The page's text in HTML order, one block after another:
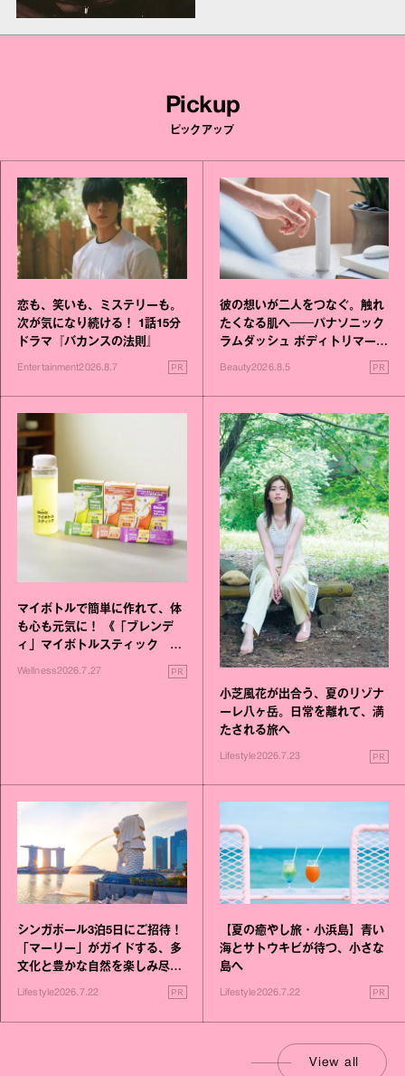
Pickup
ピックアップ
恋も、笑いも、ミステリーも。
次が気になり続ける！ 1話15分
ドラマ『バカンスの法則』
Entertainment2026.8.7 PR
彼の想いが二人をつなぐ。触れ
たくなる肌へ──パナソニック
ラムダッシュ ボディトリマーが
Beauty2026.8.5 PR
マイボトルで簡単に作れて、体
も心も元気に！ 《「ブレンデ
ィ」マイボトルスティック い
いこと毎日》シリーズが誕生
Wellness2026.7.27 PR
小芝風花が出合う、夏のリゾナ
ーレ八ヶ岳。日常を離れて、満
たされる旅へ
Lifestyle2026.7.23 PR
シンガポール3泊5日にご招待！
「マーリー」がガイドする、多
文化と豊かな自然を楽しみ尽く
Lifestyle2026.7.22 PR
【夏の癒やし旅・小浜島】青い
海とサトウキビが待つ、小さな
島へ
Lifestyle2026.7.22 PR
View all